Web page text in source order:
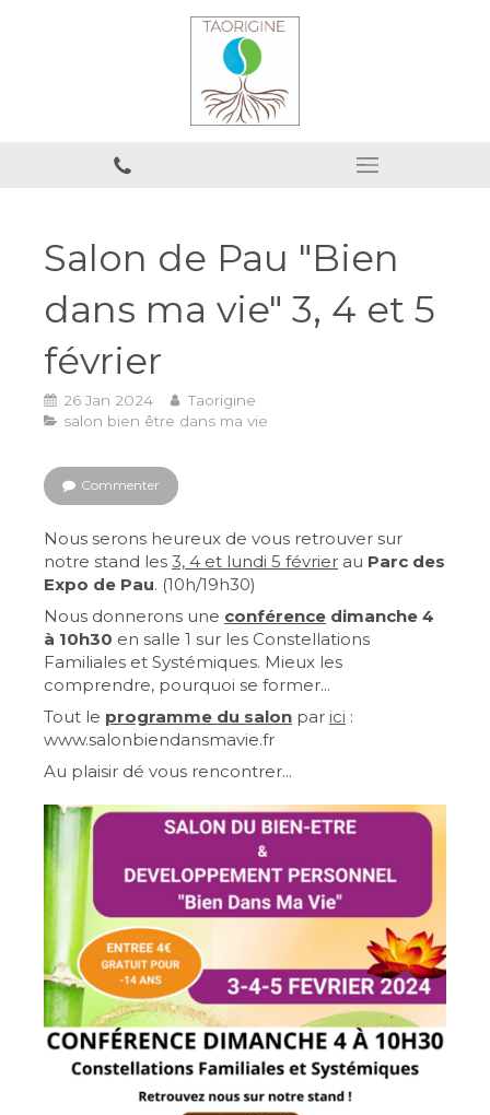
Salon de Pau "Bien
dans ma vie" 3, 4 et 5
février
26 Jan 2024
Taorigine
salon bien être dans ma vie
Commenter
Nous serons heureux de vous retrouver sur
notre stand les 3, 4 et lundi 5 février au Parc des
Expo de Pau. (10h/19h30)
Nous donnerons une conférence dimanche 4
à 10h30 en salle 1 sur les Constellations
Familiales et Systémiques. Mieux les
comprendre, pourquoi se former...
Tout le programme du salon par ici :
www.salonbiendansmavie.fr
Au plaisir dé vous rencontrer...